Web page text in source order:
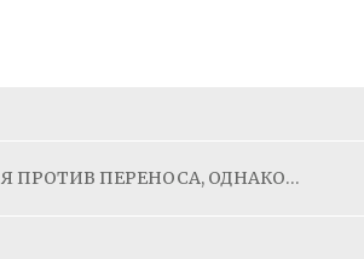
Я ПРОТИВ ПЕРЕНОСА, ОДНАКО…